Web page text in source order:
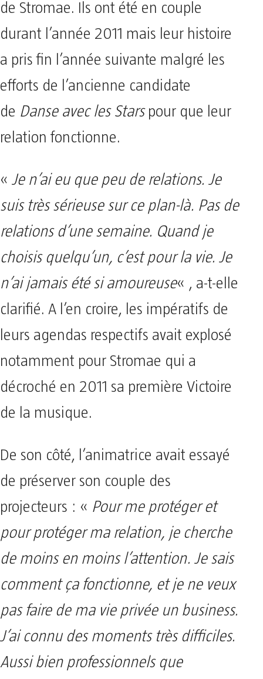
de Stromae. Ils ont été en couple
durant l’année 2011 mais leur histoire
a pris fin l’année suivante malgré les
efforts de l’ancienne candidate
de Danse avec les Starspour que leur
relation fonctionne.
« Je n’ai eu que peu de relations. Je
suis très sérieuse sur ce plan-là. Pas de
relations d’une semaine. Quand je
choisis quelqu’un, c’est pour la vie. Je
n’ai jamais été si amoureuse« , a-t-elle
clarifié. A l’en croire, les impératifs de
leurs agendas respectifs avait explosé
notamment pour Stromae qui a
décroché en 2011 sa première Victoire
de la musique.
De son côté, l’animatrice avait essayé
de préserver son couple des
projecteurs : « Pour me protéger et
pour protéger ma relation, je cherche
de moins en moins l’attention. Je sais
comment ça fonctionne, et je ne veux
pas faire de ma vie privée un business.
J’ai connu des moments très difficiles.
Aussi bien professionnels que